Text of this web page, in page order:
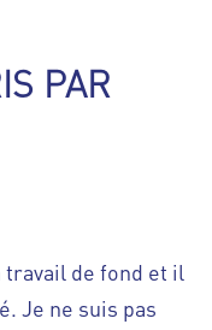
PAR
de fond et il
Je ne suis pas